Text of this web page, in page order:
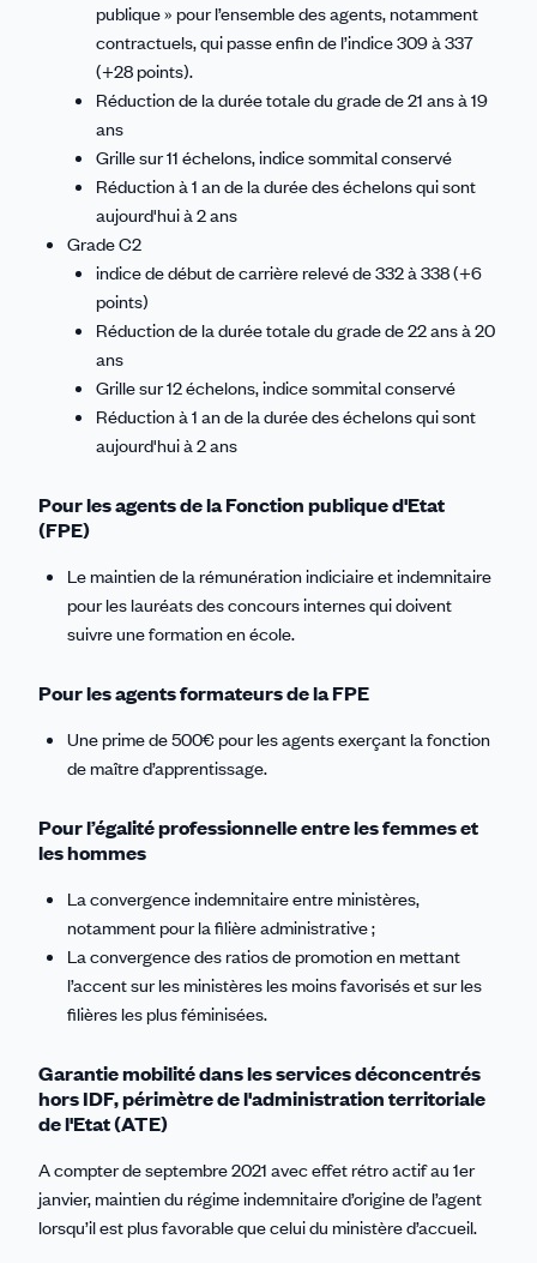
publique » pour l’ensemble des agents, notamment
contractuels, qui passe enfin de l’indice 309 à 337
(+28 points).
Réduction de la durée totale du grade de 21 ans à 19
ans
Grille sur 11 échelons, indice sommital conservé
Réduction à 1 an de la durée des échelons qui sont
aujourd'hui à 2 ans
Grade C2
indice de début de carrière relevé de 332 à 338 (+6
points)
Réduction de la durée totale du grade de 22 ans à 20
ans
Grille sur 12 échelons, indice sommital conservé
Réduction à 1 an de la durée des échelons qui sont
aujourd'hui à 2 ans
Pour les agents de la Fonction publique d'Etat
(FPE)
Le maintien de la rémunération indiciaire et indemnitaire
pour les lauréats des concours internes qui doivent
suivre une formation en école.
Pour les agents formateurs de la FPE
Une prime de 500€ pour les agents exerçant la fonction
de maître d’apprentissage.
Pour l’égalité professionnelle entre les femmes et
les hommes
La convergence indemnitaire entre ministères,
notamment pour la filière administrative ;
La convergence des ratios de promotion en mettant
l’accent sur les ministères les moins favorisés et sur les
filières les plus féminisées.
Garantie mobilité dans les services déconcentrés
hors IDF, périmètre de l'administration territoriale
de l'Etat (ATE)
A compter de septembre 2021 avec effet rétro actif au 1er
janvier, maintien du régime indemnitaire d’origine de l’agent
lorsqu’il est plus favorable que celui du ministère d’accueil.